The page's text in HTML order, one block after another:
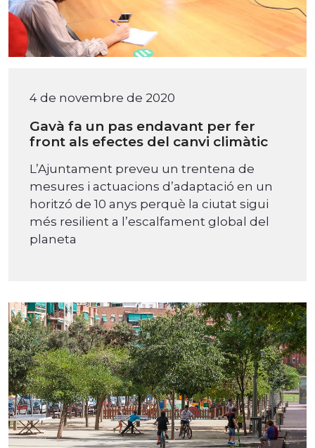
4 de novembre de 2020
Gavà fa un pas endavant per fer
front als efectes del canvi climàtic
L’Ajuntament preveu un trentena de
mesures i actuacions d’adaptació en un
horitzó de 10 anys perquè la ciutat sigui
més resilient a l’escalfament global del
planeta